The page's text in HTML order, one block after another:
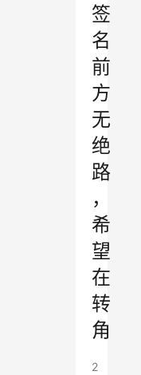
签
名
前
方
无
绝
路
，
希
望
在
转
角
2